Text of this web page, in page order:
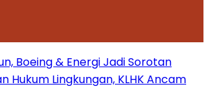
Boeing & Energi Jadi Sorotan
Hukum Lingkungan, KLHK Ancam